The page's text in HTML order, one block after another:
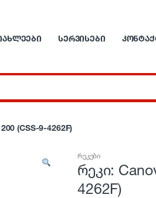
ᲡᲔᲠᲕᲘᲡᲔᲑᲘ
(CSS-9-4262F)
რეკები
რეკი:
4262F)